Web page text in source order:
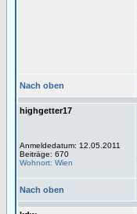
Nach oben
highgetter17
Anmeldedatum: 12.05.2011
Beiträge: 670
Wohnort: Wien
Nach oben